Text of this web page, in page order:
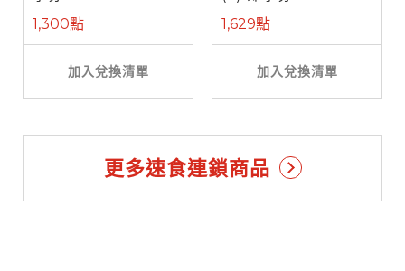
1,300點
加入兌換清單
1,629點
加入兌換清單
更多速食連鎖商品